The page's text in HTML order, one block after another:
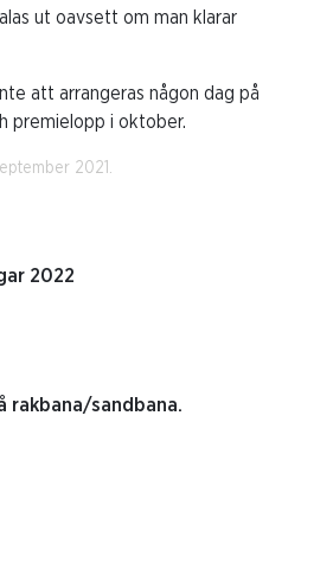
ut oavsett om man klarar
att arrangeras någon dag på
premielopp i oktober.
2021.
2022
rakbana/sandbana.